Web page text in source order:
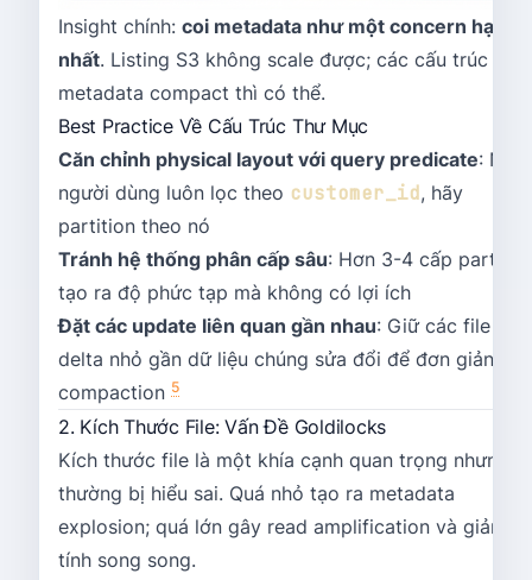
Insight chính: coi metadata như một concern hạng
nhất. Listing S3 không scale được; các cấu trúc
metadata compact thì có thể.
Best Practice Về Cấu Trúc Thư Mục
Căn chỉnh physical layout với query predicate: Nếu
người dùng luôn lọc theo customer_id, hãy
partition theo nó
Tránh hệ thống phân cấp sâu: Hơn 3-4 cấp
tạo ra độ phức tạp mà không có lợi ích
Đặt các update liên quan gần nhau: Giữ các file
delta nhỏ gần dữ liệu chúng sửa đổi để đơn giản hóa
compaction 5
2. Kích Thước File: Vấn Đề Goldilocks
Kích thước file là một khía cạnh quan trọng nhưng
thường bị hiểu sai. Quá nhỏ tạo ra metadata
explosion; quá lớn gây read amplification và giảm
tính song song.